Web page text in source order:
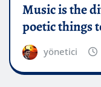
Music is the
poetic things
yönetici